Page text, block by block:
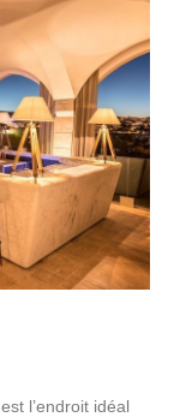
l’endroit idéal